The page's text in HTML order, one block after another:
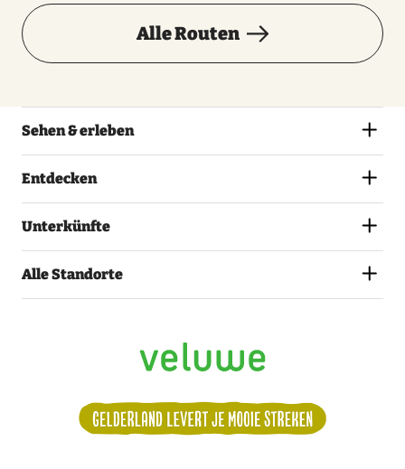
Alle Routen
Sehen & erleben
Entdecken
Unterkünfte
Alle Standorte